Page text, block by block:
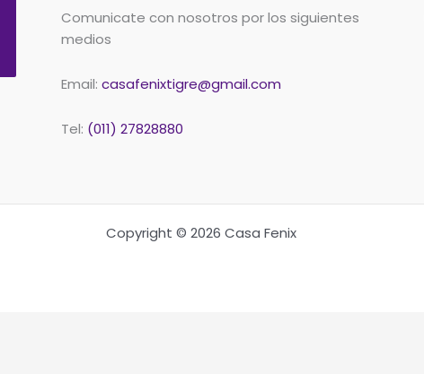
Comunicate con nosotros por los siguientes
medios
Email: casafenixtigre@gmail.com
Tel: (011) 27828880
Copyright © 2026 Casa Fenix